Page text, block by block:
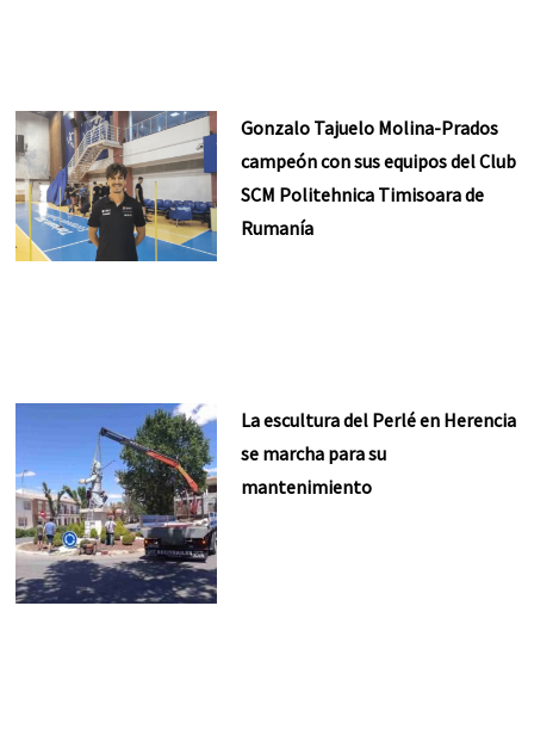
Gonzalo Tajuelo Molina-Prados
campeón con sus equipos del Club
SCM Politehnica Timisoara de
Rumanía
La escultura del Perlé en Herencia
se marcha para su
mantenimiento